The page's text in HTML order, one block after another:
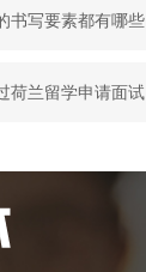
书写要素都有哪些
荷兰留学申请面试